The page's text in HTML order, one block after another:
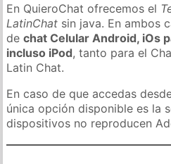
En QuieroChat ofrecemos el
LatinChat sin java. En ambos
dechat Celular Android, iOs
incluso iPod, tanto para el
Latin Chat.
En caso de que accedas
única opción disponible es la
dispositivos no reproducen